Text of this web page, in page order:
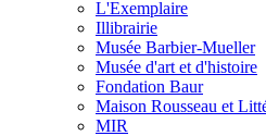
L'Exemplaire
Illibrairie
Musée Barbier-Mueller
Musée d'art et d'histoire
Fondation Baur
Maison Rousseau et
MIR